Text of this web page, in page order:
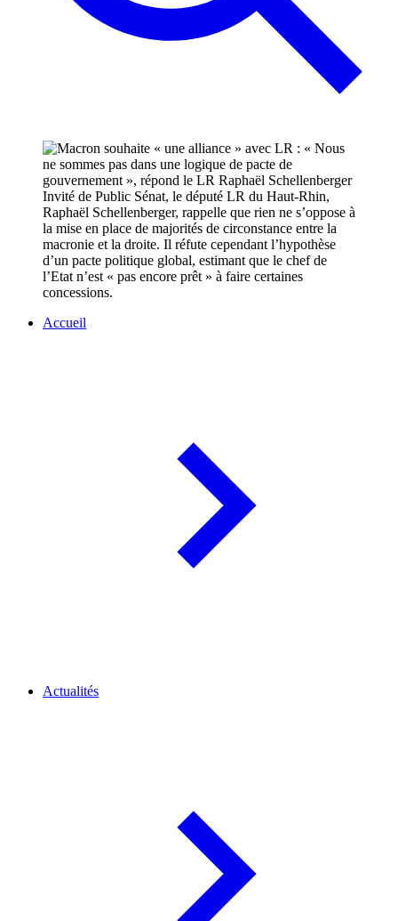
Invité de Public Sénat, le député LR du Haut-Rhin,
Raphaël Schellenberger, rappelle que rien ne s’oppose à
la mise en place de majorités de circonstance entre la
macronie et la droite. Il réfute cependant l’hypothèse
d’un pacte politique global, estimant que le chef de
l’Etat n’est « pas encore prêt » à faire certaines
concessions.
Accueil
Actualités